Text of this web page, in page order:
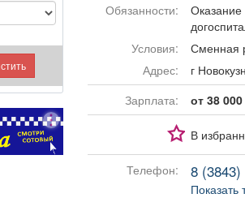
Обязанности:
Условия:
Сменная
Адрес:
г
Зарплата:
от 38
В
Телефон: 8 (3843)